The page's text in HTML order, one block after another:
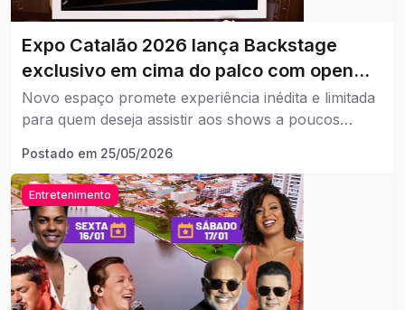
Expo Catalão 2026 lança Backstage
exclusivo em cima do palco com open
bar premium
Novo espaço promete experiência inédita e limitada
para quem deseja assistir aos shows a poucos
Postado em 25/05/2026
Entretenimento